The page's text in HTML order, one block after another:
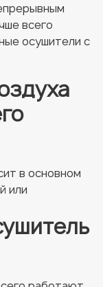
всего
осушители с
в основном
или